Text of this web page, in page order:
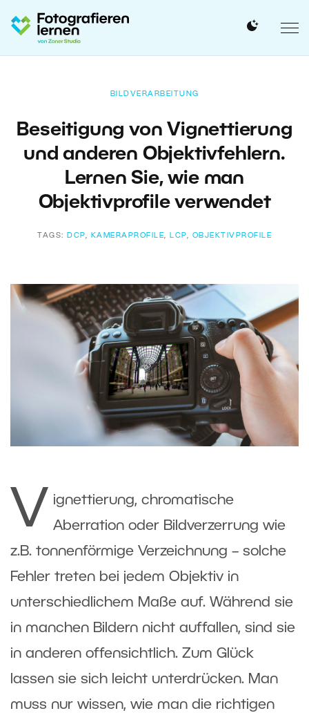
BILDVERARBEITUNG
Beseitigung von Vignettierung
und anderen Objektivfehlern.
Lernen Sie, wie man
Objektivprofile verwendet
TAGS: DCP, KAMERAPROFILE, LCP, OBJEKTIVPROFILE
V
ignettierung, chromatische
Aberration oder Bildverzerrung wie
z.B. tonnenförmige Verzeichnung – solche
Fehler treten bei jedem Objektiv in
unterschiedlichem Maße auf. Während sie
in manchen Bildern nicht auffallen, sind sie
in anderen offensichtlich. Zum Glück
lassen sie sich leicht unterdrücken. Man
muss nur wissen, wie man die richtigen